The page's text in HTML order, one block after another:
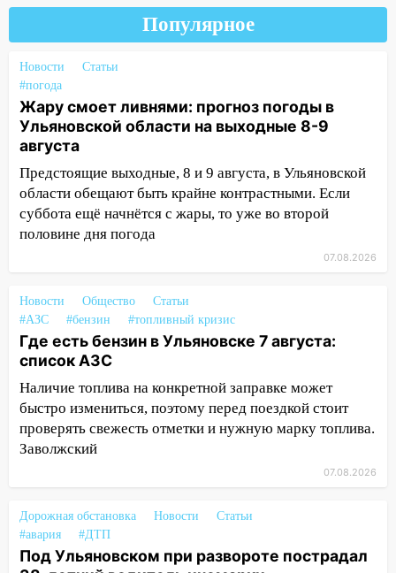
по улице Ефремова
14:23 67% ульяновцев готовы
передумать увольняться, если им
повысят зарплату
14:01 Инсценировали ДТП и получили
более 4,6 миллиона рублей: перед
судом предстанет банда
автоподставщиков
13:36 В Инзе произошел крупный пожар
13:00 В суде защитили репутацию
животными
12:28
Миллион на «льготниках»: в
Ульяновской области перевозчик
провернул хитрую схему с чужими
проездными
12:10 Ульяновский алиментщик накопил
120 тысяч долга
области
11:30
Кабмин РФ разрешил до 1 июля
2027 года импорт, выпуск и обращение
Популярное
Новости
Статьи
#погода
Жару смоет ливнями: прогноз погоды в
Ульяновской области на выходные 8-9
августа
Предстоящие выходные, 8 и 9 августа, в Ульяновской
области обещают быть крайне контрастными. Если
суббота ещё начнётся с жары, то уже во второй
половине дня погода
07.08.2026
Новости Общество
Статьи
#АЗС
#бензин #топливный кризис
Где есть бензин в Ульяновске 7 августа:
список АЗС
Наличие топлива на конкретной заправке может
быстро измениться, поэтому перед поездкой стоит
проверять свежесть отметки и нужную марку топлива.
Заволжский
07.08.2026
Дорожная обстановка Новости
Статьи
#авария
#ДТП
Под Ульяновском при развороте пострадал